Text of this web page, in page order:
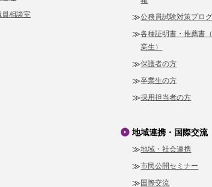
員相談室
公務員試験対策プロ
各種証明書・推薦書
業生）
保護者の方
卒業生の方
採用担当者の方
地域連携・国際交流
地域・社会連携
市民公開セミナー
国際交流